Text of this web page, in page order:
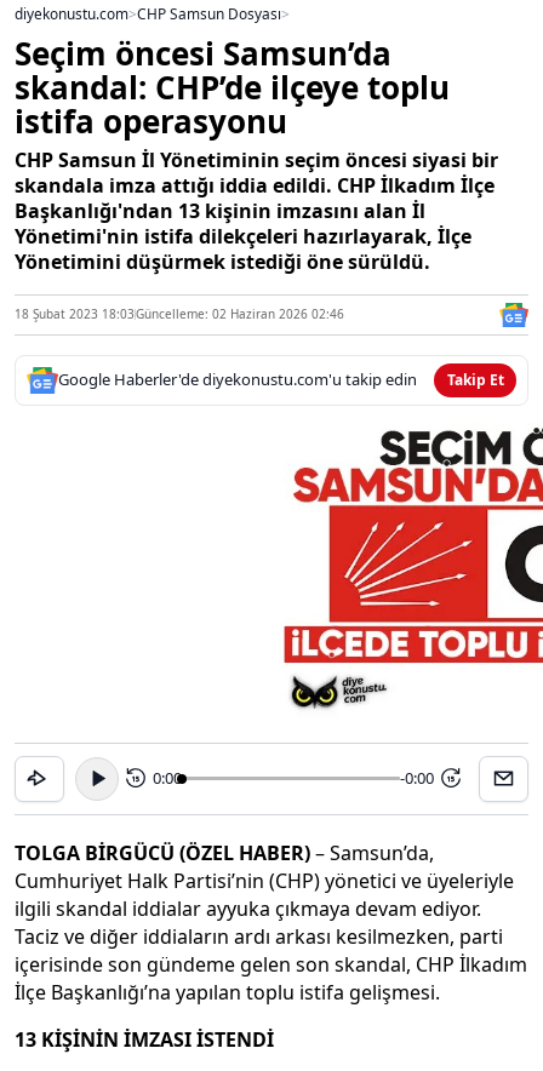
diyekonustu.com>CHP Samsun Dosyası>
Seçim öncesi Samsun’da
skandal: CHP’de ilçeye toplu
istifa operasyonu
CHP Samsun İl Yönetiminin seçim öncesi siyasi bir
skandala imza attığı iddia edildi. CHP İlkadım İlçe
Başkanlığı'ndan 13 kişinin imzasını alan İl
Yönetimi'nin istifa dilekçeleri hazırlayarak, İlçe
Yönetimini düşürmek istediği öne sürüldü.
18 Şubat 2023 18:03Güncelleme: 02 Haziran 2026 02:46
Google Haberler'de diyekonustu.com'u takip edin Takip Et
15 0:00 -0:00 15
TOLGA BİRGÜCÜ (ÖZEL HABER)– Samsun’da,
Cumhuriyet Halk Partisi’nin (CHP) yönetici ve üyeleriyle
ilgili skandal iddialar ayyuka çıkmaya devam ediyor.
Taciz ve diğer iddiaların ardı arkası kesilmezken, parti
içerisinde son gündeme gelen son skandal, CHP İlkadım
İlçe Başkanlığı’na yapılan toplu istifa gelişmesi.
13 KİŞİNİN İMZASI İSTENDİ